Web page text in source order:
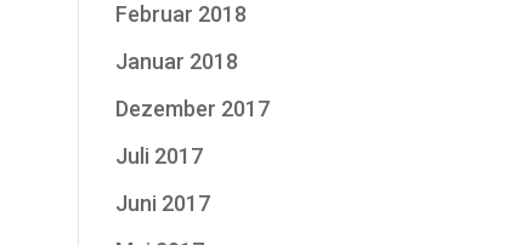
Februar 2018
Januar 2018
Dezember 2017
Juli 2017
Juni 2017